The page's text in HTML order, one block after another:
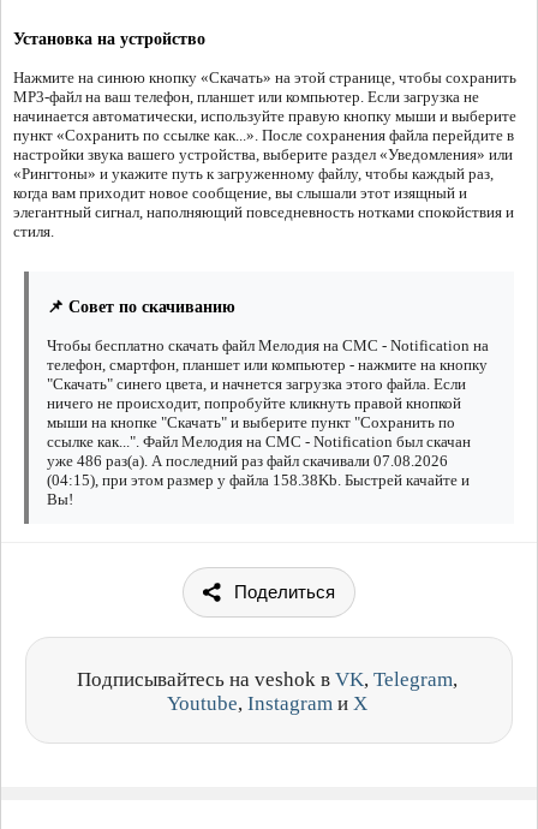
Установка на устройство
Нажмите на синюю кнопку «Скачать» на этой странице, чтобы сохранить
MP3-файл на ваш телефон, планшет или компьютер. Если загрузка не
начинается автоматически, используйте правую кнопку мыши и выберите
пункт «Сохранить по ссылке как...». После сохранения файла перейдите в
настройки звука вашего устройства, выберите раздел «Уведомления» или
«Рингтоны» и укажите путь к загруженному файлу, чтобы каждый раз,
когда вам приходит новое сообщение, вы слышали этот изящный и
элегантный сигнал, наполняющий повседневность нотками спокойствия и
стиля.
📌 Совет по скачиванию
Чтобы бесплатно скачать файл Мелодия на СМС - Notification на
телефон, смартфон, планшет или компьютер - нажмите на кнопку
"Скачать" синего цвета, и начнется загрузка этого файла. Если
ничего не происходит, попробуйте кликнуть правой кнопкой
мыши на кнопке "Скачать" и выберите пункт "Сохранить по
ссылке как...". Файл Мелодия на СМС - Notification был скачан
уже 486 раз(а). А последний раз файл скачивали 07.08.2026
(04:15), при этом размер у файла 158.38Kb. Быстрей качайте и
Вы!
Поделиться
Подписывайтесь на veshok в VK, Telegram,
Youtube, Instagram и X